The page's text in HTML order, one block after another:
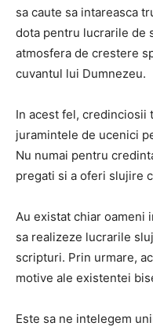
sa caute sa intareasca
dota pentru lucrarile de
atmosfera de crestere
cuvantul lui Dumnezeu.
In acest fel, credinciosii
juramintele de ucenici
Nu numai pentru
pregati si a oferi slujire
Au existat chiar oameni
sa realizeze lucrarile
scripturi. Prin urmare,
motive ale existentei
Este sa ne intelegem